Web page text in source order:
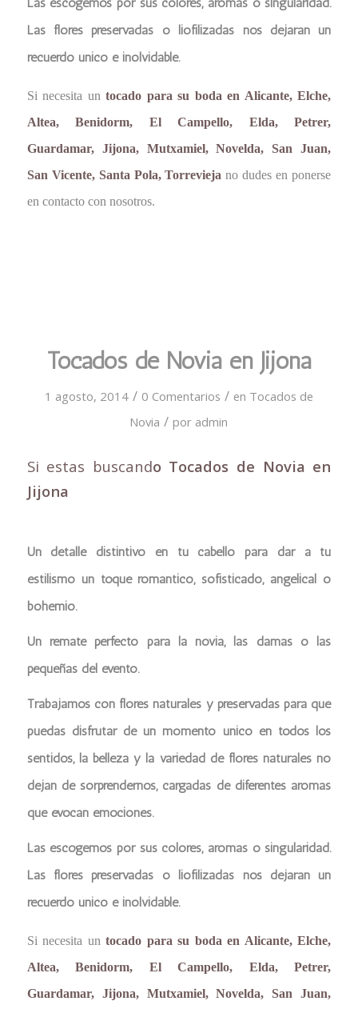
Las flores preservadas o liofilizadas nos dejaran un
recuerdo único e inolvidable.
Si necesita untocado para su boda en Alicante, Elche,
Altea, Benidorm, El Campello, Elda, Petrer,
Guardamar, Jijona, Mutxamiel, Novelda, San Juan,
San Vicente, Santa Pola, Torrevieja no dudes en ponerse
en contacto con nosotros.
Tocados de Novia en Jijona
1 agosto, 2014 / 0 Comentarios / en Tocados de
Novia / por admin
Si estas buscando Tocados de Novia en
Jijona
Un detalle distintivo en tu cabello para dar a tu
estilismo un toque romántico, sofisticado, angelical o
bohemio.
Un remate perfecto para la novia, las damas o las
pequeñas del evento.
Trabajamos con flores naturales y preservadas para que
puedas disfrutar de un momento único en todos los
sentidos, la belleza y la variedad de flores naturales no
dejan de sorprendernos, cargadas de diferentes aromas
que evocan emociones.
Las escogemos por sus colores, aromas o singularidad.
Las flores preservadas o liofilizadas nos dejaran un
recuerdo único e inolvidable.
Si necesita untocado para su boda en Alicante, Elche,
Altea, Benidorm, El Campello, Elda, Petrer,
Guardamar, Jijona, Mutxamiel, Novelda, San Juan,